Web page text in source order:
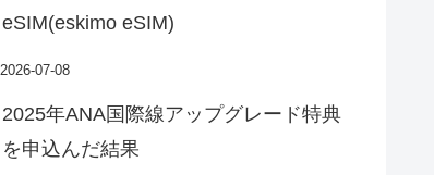
eSIM(eskimo eSIM)
2026-07-08
2025年ANA国際線アップグレード特典
を申込んだ結果